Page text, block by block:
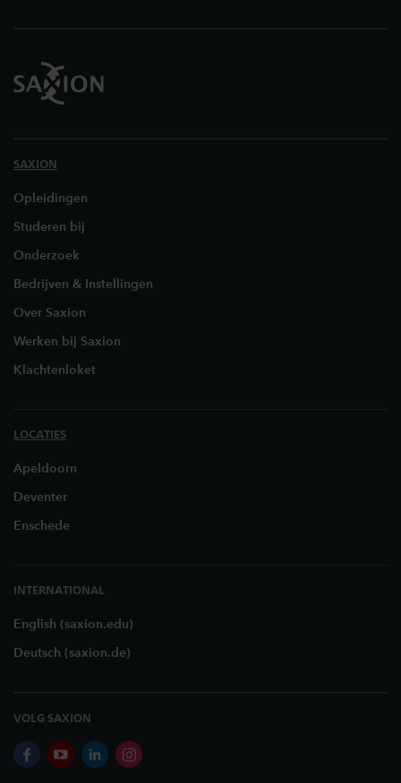
SAXION
Opleidingen
Studeren bij
Onderzoek
Bedrijven & Instellingen
Over Saxion
Werken bij Saxion
Klachtenloket
LOCATIES
Apeldoorn
Deventer
Enschede
INTERNATIONAL
English (saxion.edu)
Deutsch (saxion.de)
VOLG SAXION
facebookyoutubelinkedininstagram